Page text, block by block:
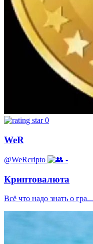
0
WeR
@WeRcripto -
Криптовалюта
Всё что надо знать о гра...